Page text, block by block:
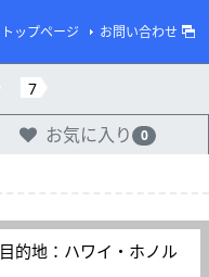
トップページ お問い合わせ
7
お気に入り 0
的地：ハワイ・ホノル